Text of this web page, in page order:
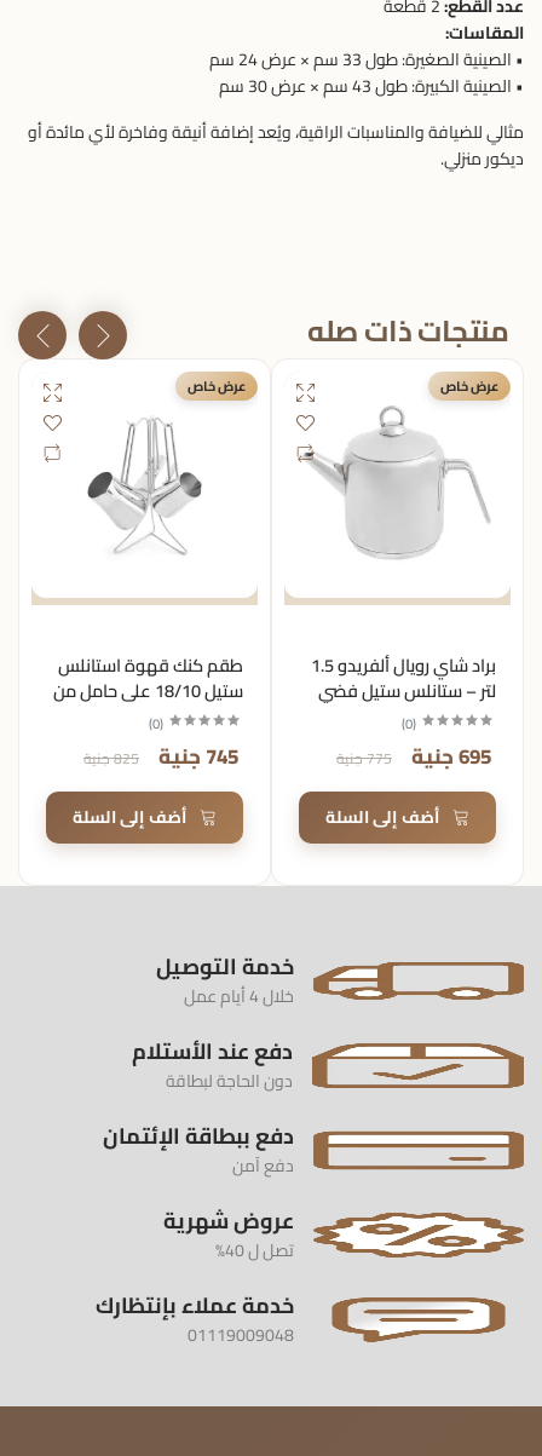
المقاسات:
• الصينية الصغيرة: طول 33 سم × عرض 24 سم
• الصينية الكبيرة: طول 43 سم × عرض 30 سم
مثالي للضيافة والمناسبات الراقية، ويُعد إضافة أنيقة وفاخرة لأي مائدة أو
ديكور منزلي.
منتجات ذات صله
عرض خاص
طقم كنك قهوة استانلس
ستيل 18/10 على حامل من
رويال الفريدو - 4 قطع
(
0
)
745 جنية 825 جنية
أضف إلى السلة
عرض خاص
براد شاي رويال ألفريدو 1.5
لتر – ستانلس ستيل فضي
(
0
)
695 جنية 775 جنية
أضف إلى السلة
خدمة التوصيل
خلال 4 أيام عمل
دفع عند الأستلام
دون الحاجة لبطاقة
دفع ببطاقة الإئتمان
دفع آمن
عروض شهرية
تصل ل 40%
خدمة عملاء بإنتظارك
01119009048